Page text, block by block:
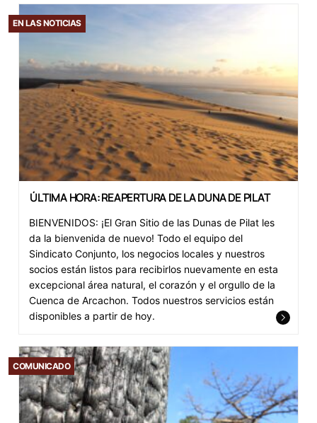
EN LAS NOTICIAS
ÚLTIMA HORA: REAPERTURA DE LA DUNA DE PILAT
BIENVENIDOS: ¡El Gran Sitio de las Dunas de Pilat les
da la bienvenida de nuevo! Todo el equipo del
Sindicato Conjunto, los negocios locales y nuestros
socios están listos para recibirlos nuevamente en esta
excepcional área natural, el corazón y el orgullo de la
Cuenca de Arcachon. Todos nuestros servicios están
disponibles a partir de hoy.
COMUNICADO